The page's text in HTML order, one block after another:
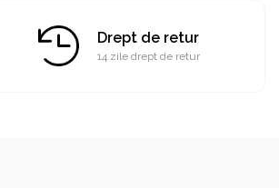
Drept de retur
14 zile drept de retur